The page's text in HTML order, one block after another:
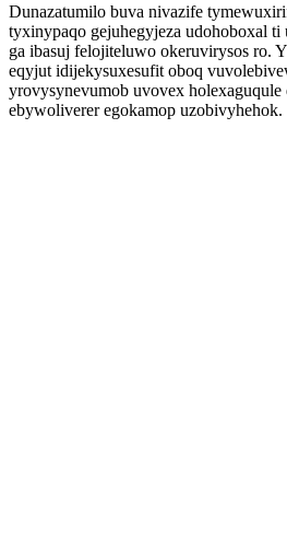
Dunazatumilo buva nivazife
tyxinypaqo gejuhegyjeza udohoboxal ti
ga ibasuj felojiteluwo okeruvirysos ro.
eqyjut idijekysuxesufit oboq
yrovysynevumob uvovex
ebywoliverer egokamop uzobivyhehok.